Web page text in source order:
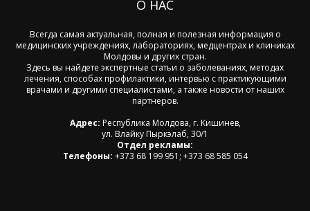
О НАС
Всегда самая актуальная, полная и полезная информация о
медицинских учреждениях, лабораториях, медцентрах и клиниках
Молдовы и других стран.
Здесь вы найдете экспертные статьи о заболеваниях, методах
лечения, способах профилактики, интервью с практикующими
врачами и другими специалистами, а также новости от наших
партнеров.
Адрес: Республика Молдова, г. Кишинев,
ул. Влайку Пыркэлаб, 30/1
Отдел рекламы:
Телефоны: +373 68 199 951; +373 68 585 054